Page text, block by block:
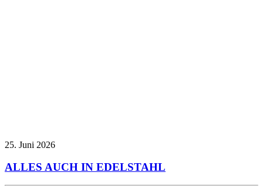
25. Juni 2026
ALLES AUCH IN EDELSTAHL